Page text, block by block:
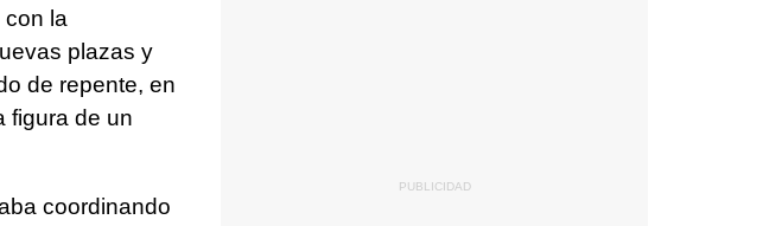
con la
plazas y
de repente, en
figura de un
coordinando